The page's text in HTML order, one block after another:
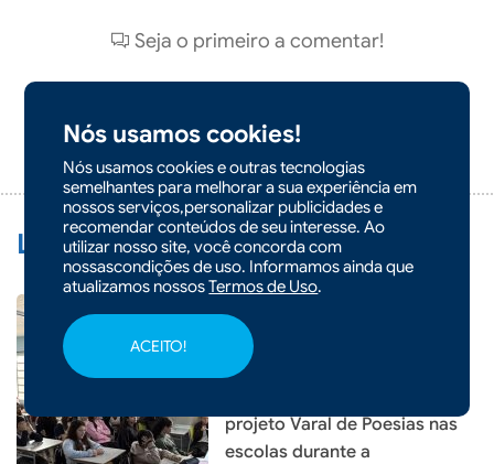
Nós usamos cookies!
Nós usamos cookies e outras tecnologias
semelhantes para melhorar a sua experiência em
nossos serviços,personalizar publicidades e
recomendar conteúdos de seu interesse. Ao
utilizar nosso site, você concorda com
nossascondições de uso. Informamos ainda que
atualizamos nossosTermos de Uso.
ACEITO!
Seja o primeiro a comentar!
COMENTÁRIO
Leia Também:
07/08/2026 - 10h36
projeto Varal de Poesias nas
escolas durante a